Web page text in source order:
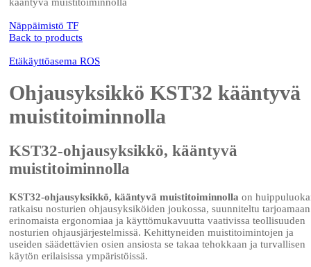
Näppäimistö TF
Back to products
Etäkäyttöasema ROS
Ohjausyksikkö KST32 kääntyvä
muistitoiminnolla
KST32-ohjausyksikkö, kääntyvä
muistitoiminnolla
KST32-ohjausyksikkö, kääntyvä muistitoiminnolla on
ratkaisu nosturien ohjausyksiköiden joukossa, suunniteltu tarjoamaan
erinomaista ergonomiaa ja käyttömukavuutta vaativissa teollisuuden
nosturien ohjausjärjestelmissä. Kehittyneiden muistitoimintojen ja
useiden säädettävien osien ansiosta se takaa tehokkaan ja turvallisen
käytön erilaisissa ympäristöissä.